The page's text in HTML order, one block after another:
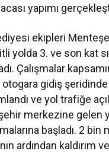
yapımı
ekipleri
yolda 3. ve son kat
Çalışmalar
otogara gidiş
ve yol trafiğe
merkezine gelen
başladı. 2 bin
ardından kaldırım